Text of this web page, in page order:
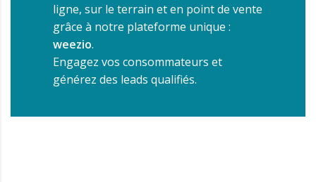
ligne, sur le terrain et en point de vente
grâce à notre plateforme unique :
weezio.
Engagez vos consommateurs et
générez des leads qualifiés.